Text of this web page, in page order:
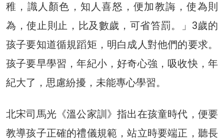
稚，識人顏色，知人喜怒，便加教誨，使為則
為，使止則止，比及數歲，可省笞罰。」3歲的
孩子要知道循規蹈矩，明白成人對他們的要求。
孩子要早學習，年紀小，好奇心強，吸收快，年
紀大了，思慮紛擾，未能專心學習。
北宋司馬光《溫公家訓》指出在孩童時代，便要
教導孩子正確的禮儀規範，站立時要端正，聽長